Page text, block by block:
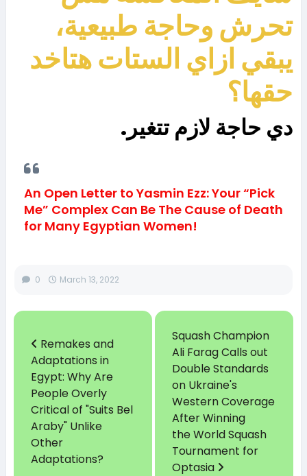
تحرش وحاجة طبيعية،
يبقي ازاي الستات هتاخد
حقها؟
دي حاجة لازم تتغير.
An Open Letter to Yasmin Ezz: Your “Pick
Me” Complex Can Be The Cause of Death
for Many Egyptian Women!
0 March 13, 2022
Remakes and
Adaptations in
Egypt: Why Are
People Overly
Critical of "Suits Bel
Araby" Unlike
Other
Adaptations?
Squash Champion
Ali Farag Calls out
Double Standards
on Ukraine's
Western Coverage
After Winning
the World Squash
Tournament for
Optasia